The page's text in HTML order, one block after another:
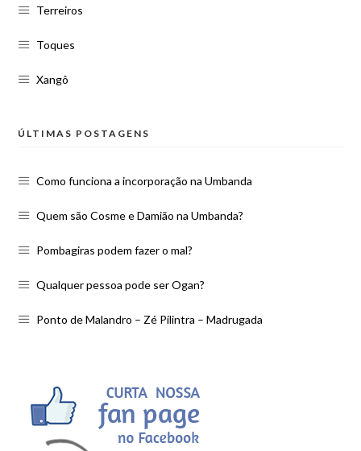
Terreiros
Toques
Xangô
ÚLTIMAS POSTAGENS
Como funciona a incorporação na Umbanda
Quem são Cosme e Damião na Umbanda?
Pombagiras podem fazer o mal?
Qualquer pessoa pode ser Ogan?
Ponto de Malandro – Zé Pilintra – Madrugada